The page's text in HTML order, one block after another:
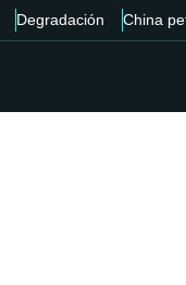
Degradación China